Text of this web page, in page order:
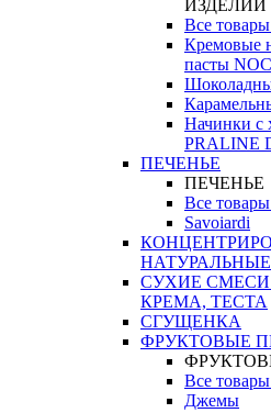
ИЗДЕЛИЙ
Все
Кремовые
пасты
Начинки с
PRALINE
ПЕЧЕНЬЕ
ПЕЧЕНЬЕ
Все
Savoiardi
СУХИЕ
КРЕМА, ТЕСТА
СГУЩЕНКА
ФРУКТОВЫЕ
Все
Джемы